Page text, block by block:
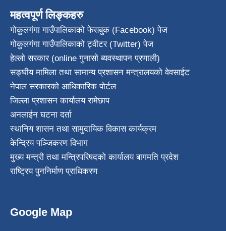
महत्वपूर्ण लिङ्कहरु
गोकुलगंगा गाउँपालिकाको फेसबुक (Facebook) पेज
गोकुलगंगा गाउँपालिकाको ट्वीटर (Twitter) पेज
हेल्लो सरकार (online गुनासो ब्यवस्थापन प्रणाली)
सङ्घीय मामिला तथा सामान्य प्रशासन मन्त्रालयको वेवसाईट
नेपाल सरकारको आधिकारिक पोर्टल
जिल्ला प्रशासन कार्यालय रामेछाप
अनलाईन घटना दर्ता
स्थानिय शासन तथा सामुदायिक विकास कार्यक्रम
केन्द्रिय पञ्जिकरण विभाग
मुख्य मन्त्री तथा मन्त्रिपरिषदको कार्यालय बागमति प्रदेश
राष्ट्रिय पुननिर्माण प्राधिकरण
Google Map